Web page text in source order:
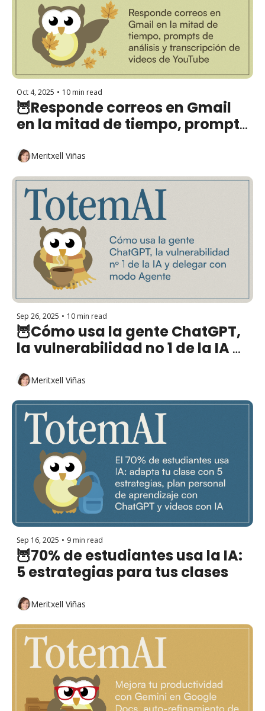
Oct 4, 2025 • 10 min read
🦉Responde correos en Gmail
en la mitad de tiempo, prompts
videos de YouTube
Meritxell Viñas
Sep 26, 2025 • 10 min read
🦉Cómo usa la gente ChatGPT,
la vulnerabilidad no 1 de la IA y
Meritxell Viñas
Sep 16, 2025 • 9 min read
🦉70% de estudiantes usa la IA:
5 estrategias para tus clases
Meritxell Viñas